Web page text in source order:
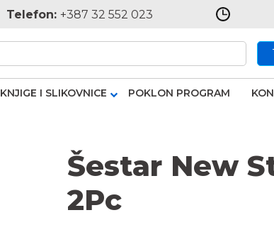
Telefon: +387 32 552 023
KNJIGE I SLIKOVNICE POKLON PROGRAM
Šestar New
2Pc